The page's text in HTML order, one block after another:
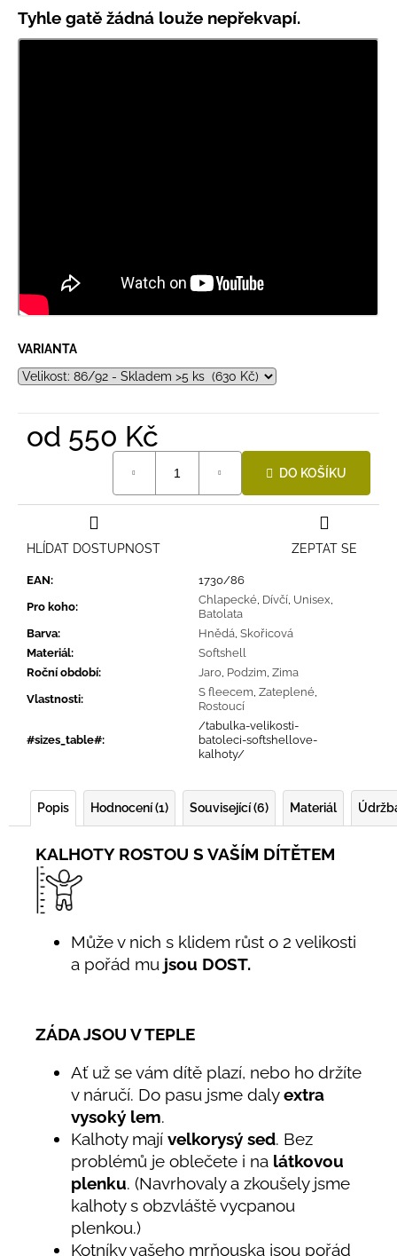
Tyhle gatě žádná louže nepřekvapí.
VARIANTA
od 550 Kč
DO KOŠÍKU
EAN:
1730/86
Pro koho:
Chlapecké, Dívčí, Unisex,
Batolata
Barva: Hnědá, Skořicová
Materiál:
Softshell
Roční období: Jaro, Podzim, Zima
Vlastnosti:
S fleecem, Zateplené,
Rostoucí
#sizes_table#:
/tabulka-velikosti-
batoleci-softshellove-
kalhoty/
ZEPTAT SE
HLÍDAT DOSTUPNOST
Popis Hodnocení (1) Související (6) Materiál
KALHOTY ROSTOU S VAŠÍM DÍTĚTEM
Může v nich s klidem růst o 2 velikosti
a pořád mu jsou DOST.
ZÁDA JSOU V TEPLE
Ať už se vám dítě plazí, nebo ho držíte
v náručí. Do pasu jsme dalyextra
vysoký lem.
Kalhoty mají velkorysý sed. Bez
problémů je oblečete i na látkovou
plenku. (Navrhovaly a zkoušely jsme
kalhoty s obzvláště vycpanou
plenkou.)
Kotníky vašeho mrňouska jsou pořád